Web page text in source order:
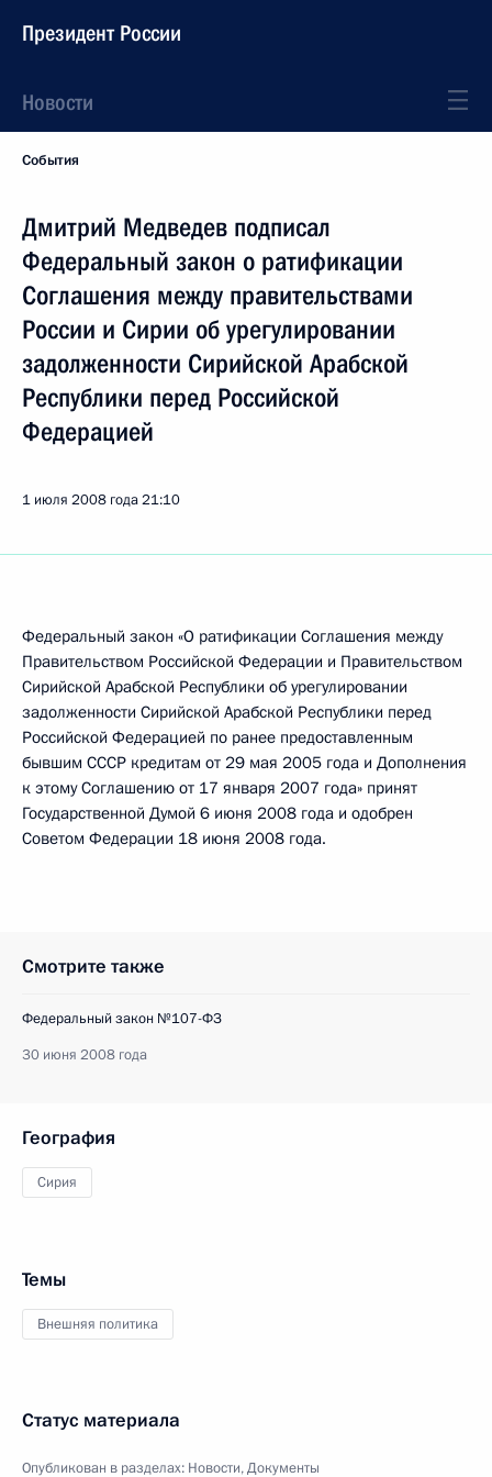
Президент России
Новости
События
Дмитрий Медведев подписал
Федеральный закон о ратификации
Соглашения между правительствами
России и Сирии об урегулировании
задолженности Сирийской Арабской
Республики перед Российской
Федерацией
1 июля 2008 года21:10
Федеральный закон «О ратификации Соглашения между
Правительством Российской Федерации и Правительством
Сирийской Арабской Республики об урегулировании
задолженности Сирийской Арабской Республики перед
Российской Федерацией по ранее предоставленным
бывшим СССР кредитам от 29 мая 2005 года и Дополнения
к этому Соглашению от 17 января 2007 года» принят
Государственной Думой 6 июня 2008 года и одобрен
Советом Федерации 18 июня 2008 года.
Смотрите также
Федеральный закон №107-ФЗ
30 июня 2008 года
География
Сирия
Темы
Внешняя политика
Статус материала
Опубликован в разделах: Новости,Документы